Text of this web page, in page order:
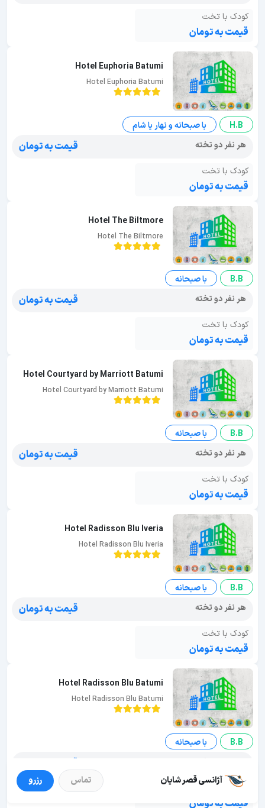
کودک با تخت
قیمت به تومان
Hotel Euphoria Batumi
Hotel Euphoria Batumi
H.B
با صبحانه و نهار یا شام
هر نفر دو تخته
قیمت به تومان
کودک با تخت
قیمت به تومان
Hotel The Biltmore
Hotel The Biltmore
B.B
با صبحانه
هر نفر دو تخته
قیمت به تومان
کودک با تخت
قیمت به تومان
Hotel Courtyard by Marriott Batumi
Hotel Courtyard by Marriott Batumi
B.B
با صبحانه
هر نفر دو تخته
قیمت به تومان
کودک با تخت
قیمت به تومان
Hotel Radisson Blu Iveria
Hotel Radisson Blu Iveria
B.B
با صبحانه
هر نفر دو تخته
قیمت به تومان
کودک با تخت
قیمت به تومان
Hotel Radisson Blu Batumi
Hotel Radisson Blu Batumi
B.B
با صبحانه
هر نفر دو تخته
کودک با تخت
قیمت به تومان
آژانسی قصر شایان تماس رزرو